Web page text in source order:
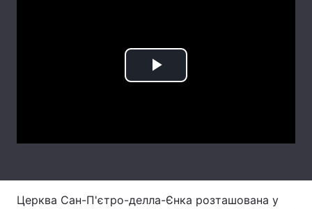
Вакансії
Play
Церква Сан-П'єтро-делла-Єнка розташована у